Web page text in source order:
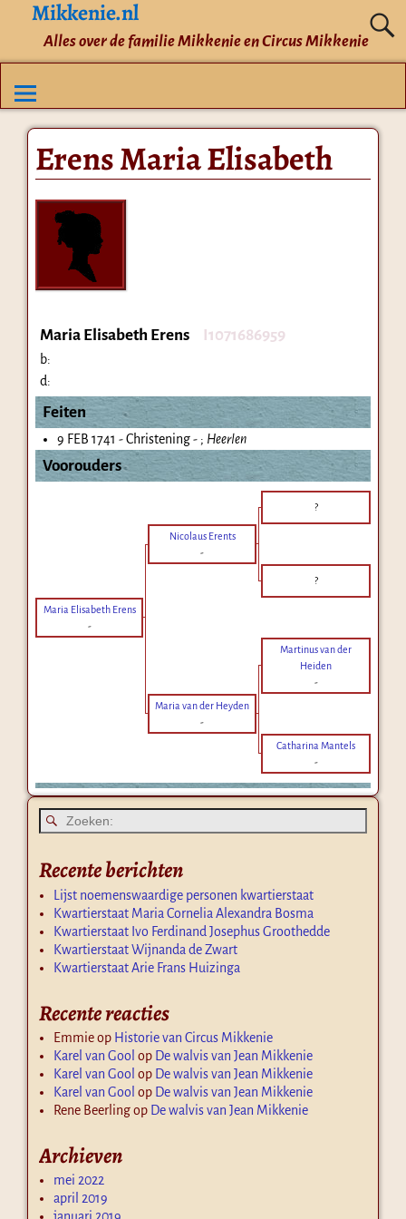
Mikkenie.nl
Alles over de familie Mikkenie en Circus Mikkenie
Erens Maria Elisabeth
Maria Elisabeth Erens I1071686959
b:
d:
Feiten
9 FEB 1741 - Christening - ; Heerlen
Voorouders
?
Nicolaus Erents
-
?
Maria Elisabeth Erens
-
Martinus van der
Heiden
-
Maria van der Heyden
-
Catharina Mantels
-
Recente berichten
Lijst noemenswaardige personen kwartierstaat
Kwartierstaat Maria Cornelia Alexandra Bosma
Kwartierstaat Ivo Ferdinand Josephus Groothedde
Kwartierstaat Wijnanda de Zwart
Kwartierstaat Arie Frans Huizinga
Recente reacties
Emmieop Historie van Circus Mikkenie
Karel van Gool op De walvis van Jean Mikkenie
Karel van Gool op De walvis van Jean Mikkenie
Karel van Gool op De walvis van Jean Mikkenie
Rene Beerlingop De walvis van Jean Mikkenie
Archieven
mei 2022
april 2019